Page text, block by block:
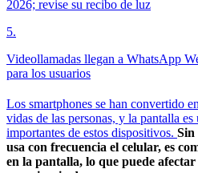
2026; revise su recibo de luz
5.
Videollamadas llegan a WhatsApp
para los usuarios
Los smartphones se han convertido
vidas de las personas, y la pantalla es
importantes de estos dispositivos. Sin
usa con frecuencia el celular, es
en la pantalla, lo que puede